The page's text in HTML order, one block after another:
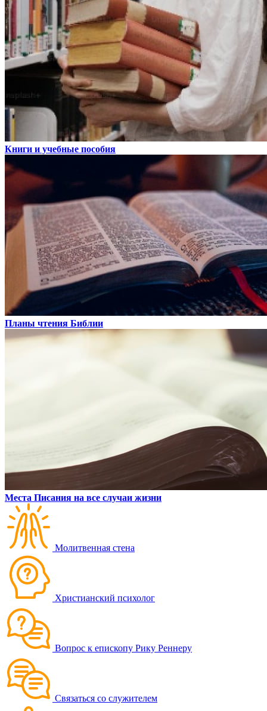
Книги и учебные пособия
Планы чтения Библии
Места Писания на все случаи жизни
Молитвенная стена
Христианский психолог
Вопрос к епископу Рику Реннеру
Связаться со служителем